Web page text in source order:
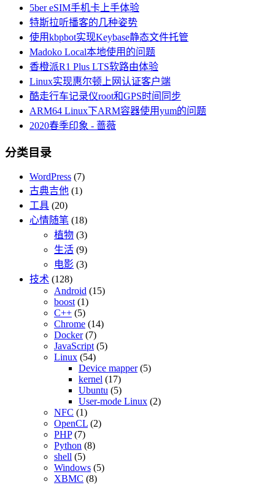
5ber eSIM手机卡上手体验
特斯拉听播客的几种姿势
使用kbpbot实现Keybase静态文件托管
Madoko Local本地使用的问题
香橙派R1 Plus LTS软路由体验
Linux实现惠尔顿上网认证客户端
酷走行车记录仪root和GPS时间同步
ARM64 Linux下ARM容器使用yum的问题
2020春季印象 - 蔷薇
分类目录
WordPress (7)
古典吉他 (1)
工具 (20)
心情随笔 (18)
植物 (3)
生活 (9)
电影 (3)
技术 (128)
Android (15)
boost (1)
C++ (5)
Chrome (14)
Docker(7)
JavaScript (5)
Linux (54)
Device mapper(5)
kernel (17)
Ubuntu (5)
User-mode Linux (2)
NFC (1)
OpenCL (2)
PHP(7)
Python (8)
shell (5)
Windows (5)
XBMC (8)